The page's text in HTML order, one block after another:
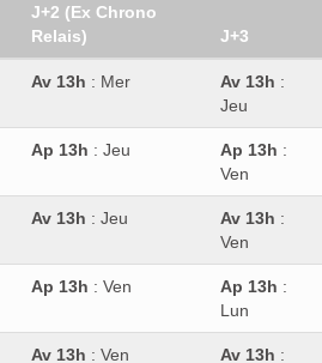
J+2 (Ex Chrono
Relais)
J+3
Av 13h : Mer Av 13h :
Jeu
Ap 13h : Jeu Ap 13h :
Ven
Av 13h : Jeu Av 13h :
Ven
Ap 13h : Ven Ap 13h :
Lun
Av 13h : Ven Av 13h :